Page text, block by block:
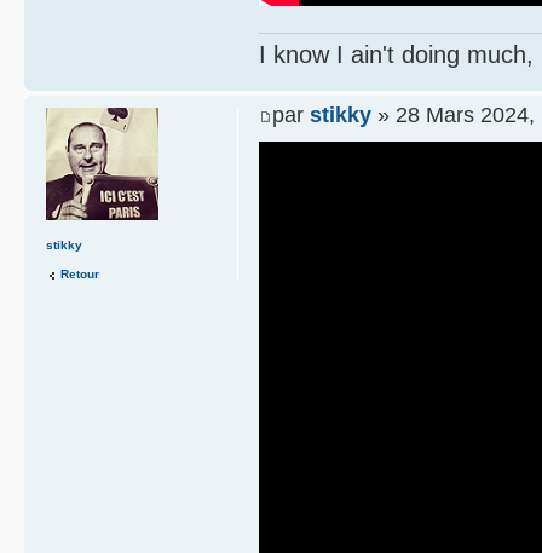
I know I ain't doing
par stikky » 28 Mars 2024,
stikky
Retour